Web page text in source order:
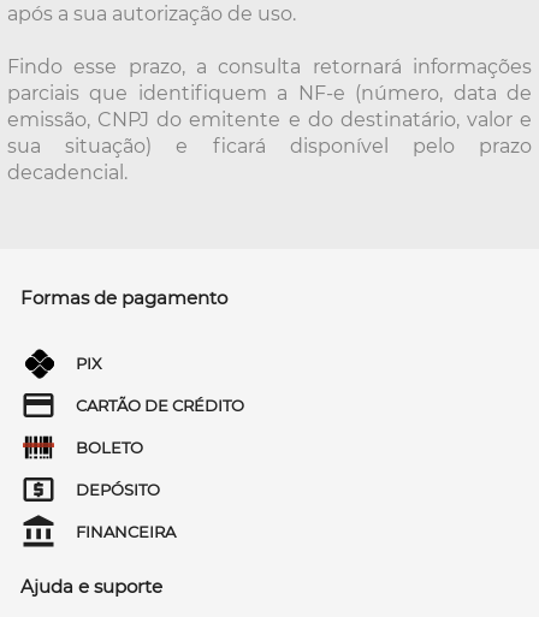
após a sua autorização de uso.
Findo esse prazo, a consulta retornará informações
parciais que identifiquem a NF-e (número, data de
emissão, CNPJ do emitente e do destinatário, valor e
sua situação) e ficará disponível pelo prazo
decadencial.
Formas de pagamento
PIX
CARTÃO DE CRÉDITO
BOLETO
DEPÓSITO
FINANCEIRA
Ajuda e suporte